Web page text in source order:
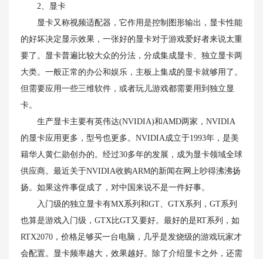
2、显卡
显卡又称视频适配器，它作用是控制图形输出，显卡性能
的好坏决定显示效果，一张好的显卡对于游戏爱好者来说太重
要了。显卡普遍比较大众的分法，分成集成显卡、独立显卡两
大类。一般正常的办公和娱乐，主板上集成的显卡就够用了。
但需要应用一些三维软件，或者玩儿游戏都需要用到独立显
卡。
生产显卡主要有英伟达(NVIDIA)和AMD两家，NVIDIA
的显卡应用更多，型号也更多。NVIDIA成立于1993年，是美
籍华人黄仁勋创办的。经过30多年的发展，成为显卡领域全球
供应商。最近关于NVIDIA收购ARM的新闻在网上吵得沸沸扬
扬。如果这件事促成了，对中国来说不是一件好事。
入门级的独立显卡有MX系列和GT、GTX系列，GT系列
也算是游戏入门级，GTX比GT又要好。最好的是RT系列，如
RTX2070，价格足够买一台电脑，几乎是发烧级的游戏玩家才
会配置。显卡频率越大，效果越好。除了介绍显卡之外，还需